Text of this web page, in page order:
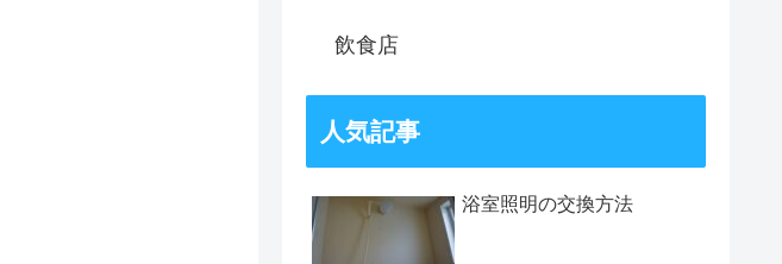
飲食店
人気記事
浴室照明の交換方法